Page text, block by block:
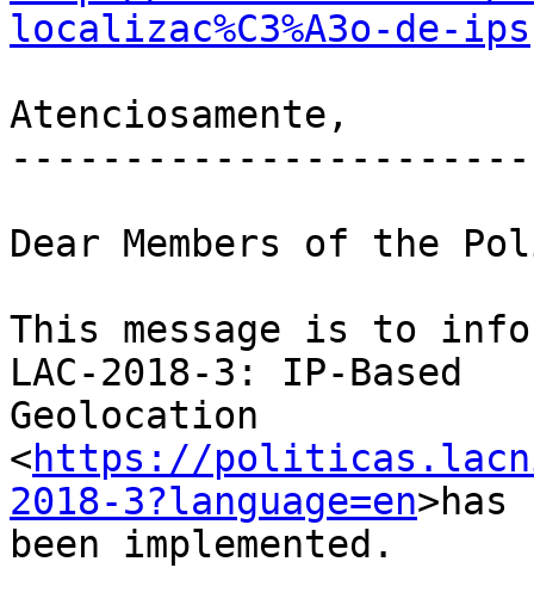
localizac%C3%A3o-de-ips
Atenciosamente,
-----------------------
Dear Members of the
This message is to
LAC-2018-3: IP-Based
Geolocation
<https://
2018-3?language=en>has
been implemented.